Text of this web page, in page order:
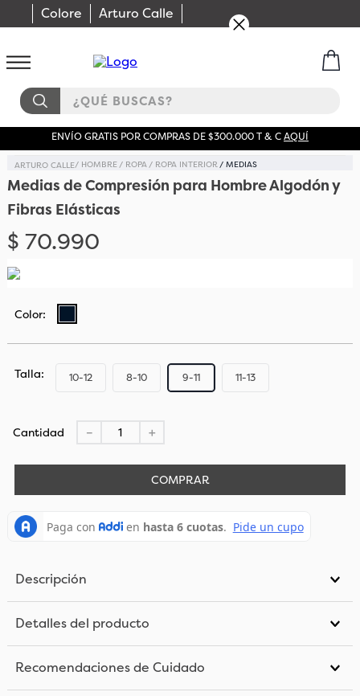
Colore Arturo Calle
¿QUÉ BUSCAS?
ENVÍO GRATIS POR COMPRAS DE $300.000 T & CAQUÍ
HOMBRE ROPA ROPA INTERIOR MEDIAS
Medias de Compresión para Hombre Algodón y
Fibras Elásticas
$ 70.990
Talla 10-12 8-10 9-11 11-13
Cantidad ＋
－
COMPRAR
Descripción
Detalles del producto
Recomendaciones de Cuidado